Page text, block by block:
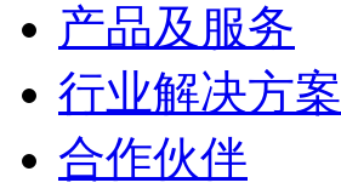
产品及服务
行业解决方案
合作伙伴